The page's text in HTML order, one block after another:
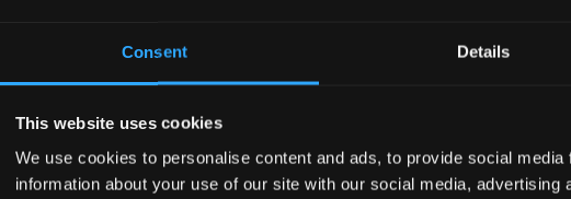
Consent Details
This website uses cookies
We use cookies to personalise content and ads, to provide social
information about your use of our site with our social media,